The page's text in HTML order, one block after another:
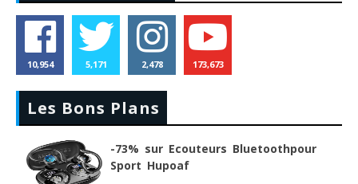
10,954 5,171 2,478 173,673
Les Bons Plans
-73% sur Ecouteurs Bluetoothpour
Sport Hupoaf